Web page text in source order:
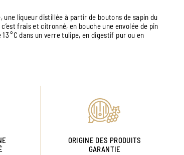
liqueur distillée à partir de boutons de sapin du
frais et citronné, en bouche une envolée de pin
°C dans un verre tulipe, en digestif pur ou en
ORIGINE DES PRODUITS
GARANTIE